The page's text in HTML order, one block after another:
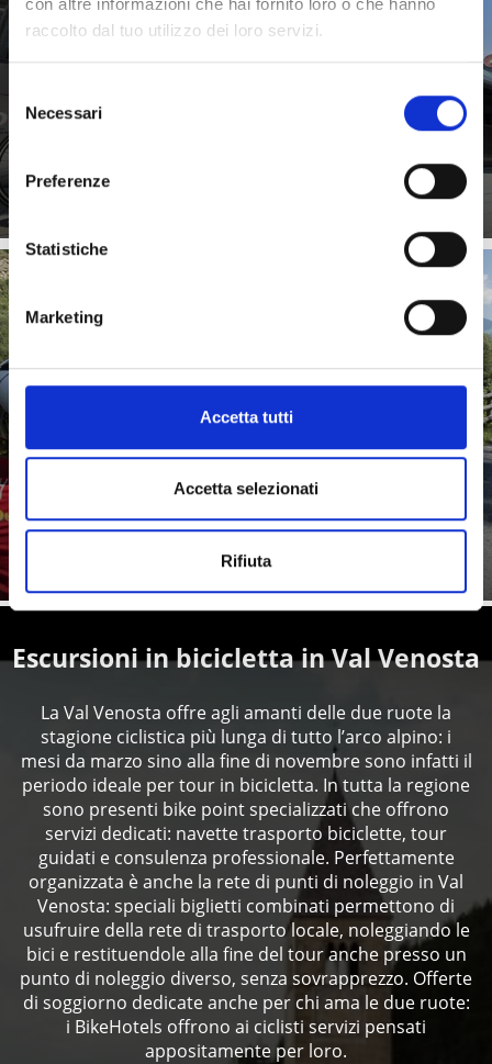
con altre informazioni che hai fornito loro o che hanno
raccolto dal tuo utilizzo dei loro servizi.
del
consenso
Necessari
Preferenze
Statistiche
Marketing
Accetta tutti
Accetta selezionati
Rifiuta
vacanze ...
Le piste ciclabili che si snodano pianeggianti nel
fondovalle dell’area escursionistica Castelbello-Ciardes
Escursioni in bicicletta in Val Venosta
La Val Venosta offre agli amanti delle due ruote la
stagione ciclistica più lunga di tutto l’arco alpino: i
mesi da marzo sino alla fine di novembre sono infatti il
periodo ideale per tour in bicicletta. In tutta la regione
sono presenti bike point specializzati che offrono
servizi dedicati: navette trasporto biciclette, tour
guidati e consulenza professionale. Perfettamente
organizzata è anche la rete di punti di noleggio in Val
Venosta: speciali biglietti combinati permettono di
usufruire della rete di trasporto locale, noleggiando le
bici e restituendole alla fine del tour anche presso un
punto di noleggio diverso, senza sovrapprezzo. Offerte
di soggiorno dedicate anche per chi ama le due ruote:
i BikeHotels offrono ai ciclisti servizi pensati
appositamente per loro.